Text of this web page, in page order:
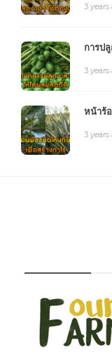
3 years
การป
3 years
หน้าร้
3 years